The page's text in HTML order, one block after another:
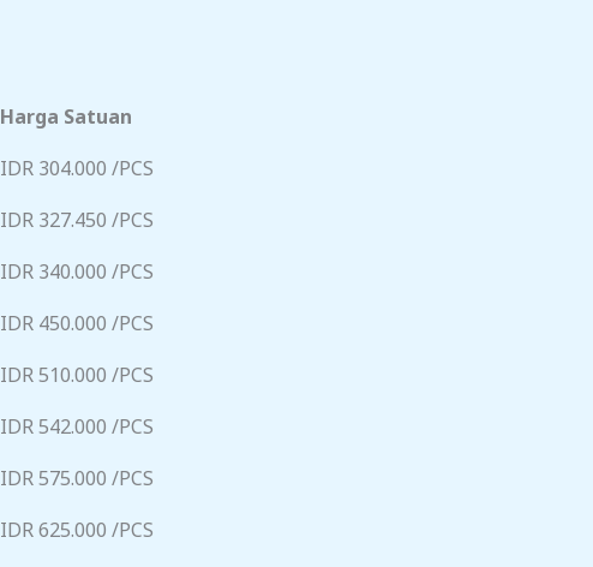
Harga Satuan
IDR 304.000 /PCS
IDR 327.450 /PCS
IDR 340.000 /PCS
IDR 450.000 /PCS
IDR 510.000 /PCS
IDR 542.000 /PCS
IDR 575.000 /PCS
IDR 625.000 /PCS